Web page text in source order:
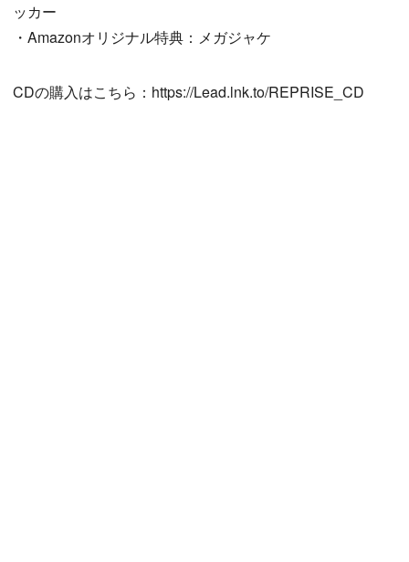
ッカー
・Amazonオリジナル特典：メガジャケ
CDの購入はこちら：https://Lead.lnk.to/REPRISE_CD